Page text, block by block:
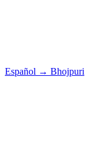
Español → Bhojpuri